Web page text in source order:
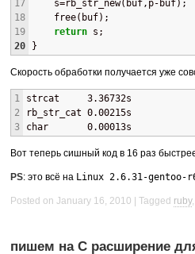
17
18
19
20
    s=rb_str_new(buf,p-buf);
    free(buf);
return s;
}
Скорость обработки получается уже
1
2
3
strcat     3.36732s
rb_str_cat 0.00215s
char       0.00013s
Вот теперь сишный код в 16 раз
PS: это всё на Linux 2.6.31-gentoo-
Posted on January 16, 2010 Tagged ruby,
пишем на C расширение